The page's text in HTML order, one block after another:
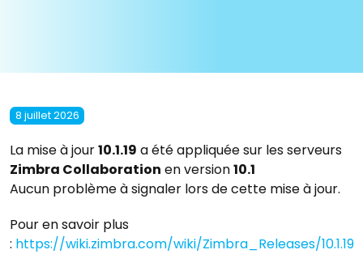
8 juillet 2026
La mise à jour10.1.19 a été appliquée sur les serveurs
Zimbra Collaboration en version10.1
Aucun problème à signaler lors de cette mise à jour.
Pour en savoir plus
: https://wiki.zimbra.com/wiki/Zimbra_Releases/10.1.19